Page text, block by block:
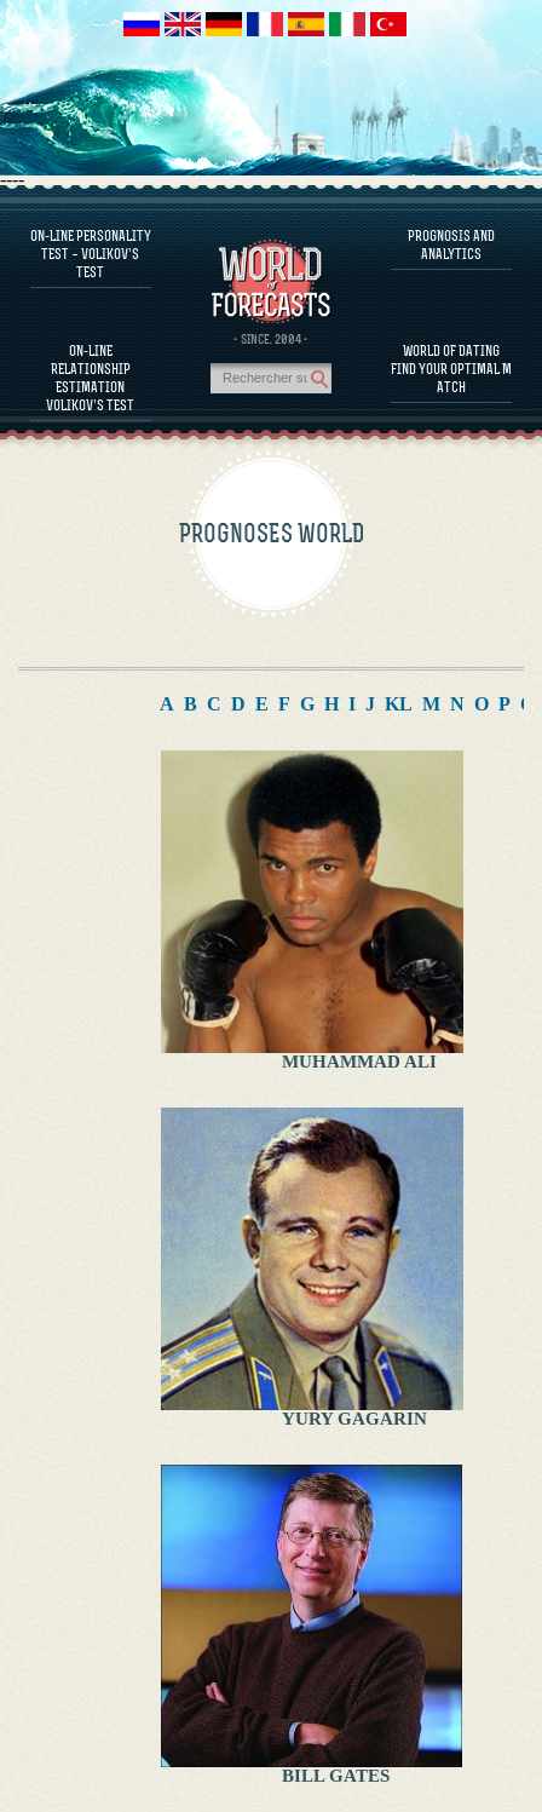
----
ON-LINE PERSONALITY
TEST – VOLIKOV’S
TEST
ON-LINE
RELATIONSHIP
ESTIMATION
VOLIKOV’S TEST
· SINCE. 2004 ·
PROGNOSIS AND
ANALYTICS
WORLD OF DATING
FIND YOUR OPTIMAL M
ATCH
FAQS
DEFINE ONE’S PERSONALITY
FAMOUS PERSONALITIES
FAQS
CALCULATE RELATIONSHIP COMPATIBILITY
PROGNOSIS AND ANALYTICS
PROGNOSES WORLD
A B C D E F G H I J KL M N O P Q
MUHAMMAD ALI
YURY GAGARIN
BILL GATES